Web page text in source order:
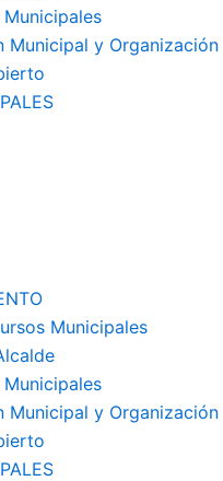
Municipales
Municipal y Organización
Municipales
Municipales
Municipal y Organización